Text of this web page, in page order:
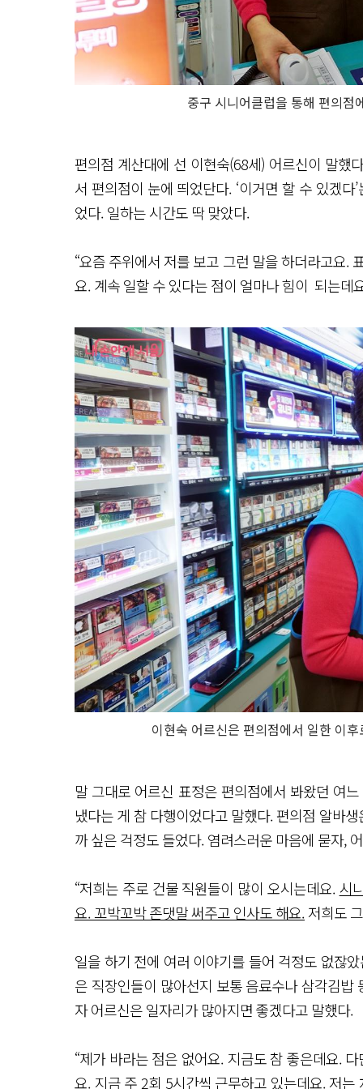
중구 시니어클럽을 통해 편의
편의점 계산대에 선 이현숙(68세) 어르신이 말했
서 편의점이 눈에 띄었단다. ‘이거면 할 수 있겠
었다. 일하는 시간도 딱 맞았다.
“요즘 주위에서 저를 보고 그런 말을 하더라고요.
요. 계속 일할 수 있다는 점이 얼마나 힘이 되는데
이현숙 어르신은 편의점에서 일한 이
말 그대로 어르신 표정은 편의점에서 봐왔던 여
냈다는 게 참 다행이었다고 말했다. 편의점 알바
까 싶은 걱정도 들었다. 염려스러운 마음에 묻자,
“저희는 주로 건물 직원들이 많이 오시는데요. 시
요. 꼬박꼬박 존댓말 써주고 인사도 해요.저희도
일을 하기 전에 여러 이야기를 들어 걱정도 없잖
은 직장인들이 많아선지 보통 음료수나 삼각김
자 어르신은 일자리가 많아지면 좋겠다고 말했다.
“제가 바라는 점은 없어요. 지금도 참 좋은데요.
요. 지금 주 2회 5시간씩 근무하고 있는데요. 저